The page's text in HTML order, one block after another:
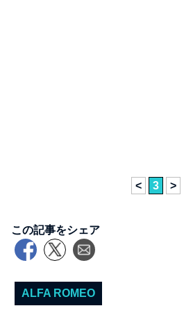
< 3 >
この記事をシェア
ALFA ROMEO